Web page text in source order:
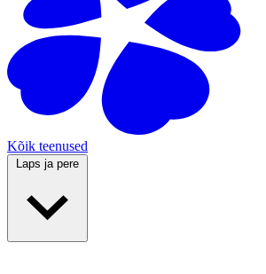
Kõik teenused
Laps ja pere